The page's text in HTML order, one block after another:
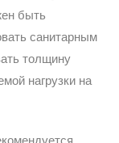
быть
санитарным
толщину
нагрузки на